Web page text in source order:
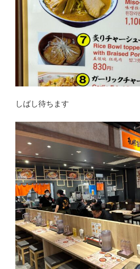
しばし待ちます